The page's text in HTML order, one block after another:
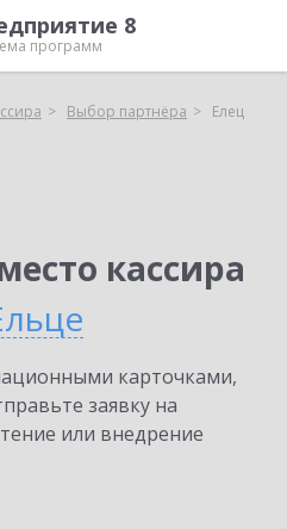
8
программ
Выбор партнёра Елец
кассира
карточками,
заявку на
или внедрение